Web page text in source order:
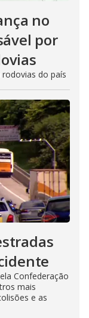
no
por
do país
Confederação
mais
e as